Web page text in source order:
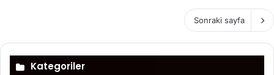
Sonraki sayfa
Kategoriler